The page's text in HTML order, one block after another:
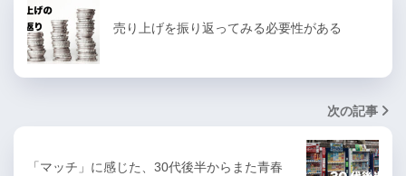
売り上げを振り返ってみる必要性がある
次の記事
「マッチ」に感じた、30代後半からまた青春